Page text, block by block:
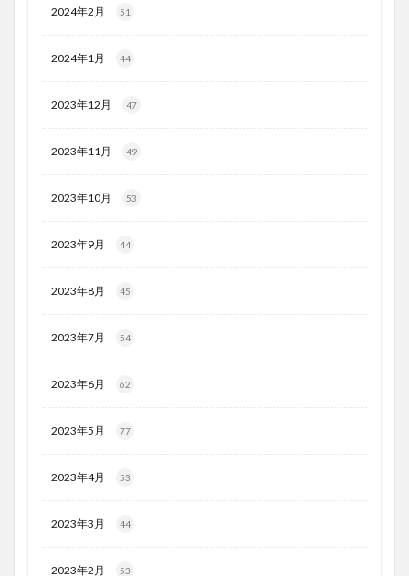
2024年2月 51
2024年1月 44
2023年12月 47
2023年11月 49
2023年10月 53
2023年9月 44
2023年8月 45
2023年7月 54
2023年6月 62
2023年5月 77
2023年4月 53
2023年3月 44
2023年2月 53